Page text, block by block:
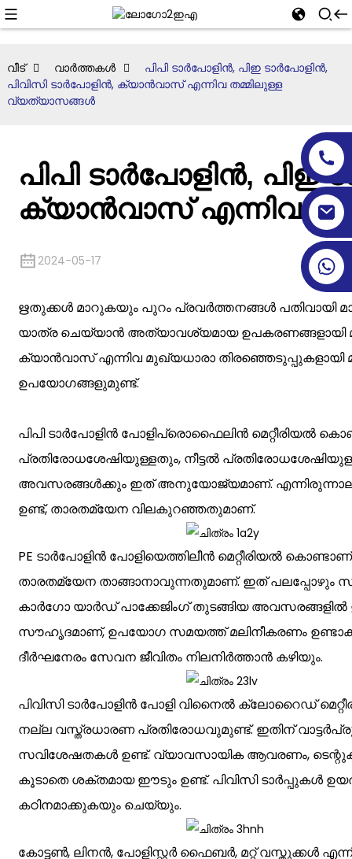
വീട് വാർത്തകൾ
പിപി ടാർപോളിൻ, പിഇ ടാർപോളിൻ,
പിവിസി ടാർപോളിൻ, ക്യാൻവാസ് എന്നിവ തമ്മിലുള്ള
വ്യത്യാസങ്ങൾ
പിപി ടാർപോളിൻ, പിഇ
ക്യാൻവാസ് എന്നിവ
2024-05-17
ഋതുക്കൾ മാറുകയും പുറം പ്രവർത്തനങ്ങൾ പതിവായി
യാത്ര ചെയ്യാൻ അത്യാവശ്യമായ ഉപകരണങ്ങളായി
ക്യാൻവാസ് എന്നിവ മുഖ്യധാരാ
ഉപയോഗങ്ങളുമുണ്ട്.
പിപി ടാർപോളിൻ പോളിപ്രൊഫൈലിൻ മെറ്റീരിയൽ
പ്രതിരോധശേഷിയുള്ളതും, നീട്ടൽ
അവസരങ്ങൾക്കും ഇത് അനുയോജ്യമാണ്.
ഉണ്ട്, താരതമ്യേന വിലകുറഞ്ഞതുമാണ്.
PE ടാർപോളിൻ പോളിയെത്തിലീൻ മെറ്റീരിയൽ
താരതമ്യേന താങ്ങാനാവുന്നതുമാണ്. ഇത് പലപ്പോഴും
കാർഗോ യാർഡ് പാക്കേജിംഗ് തുടങ്ങിയ
സൗഹൃദമാണ്, ഉപയോഗ സമയത്ത് മലിനീകരണം
ദീർഘനേരം സേവന ജീവിതം നിലനിർത്താൻ കഴിയും.
പിവിസി ടാർപോളിൻ പോളി വിനൈൽ ക്ലോറൈഡ്
നല്ല വസ്ത്രധാരണ പ്രതിരോധവുമുണ്ട്. ഇതിന്
സവിശേഷതകൾ ഉണ്ട്. വ്യാവസായിക ആവരണം,
കൂടാതെ ശക്തമായ ഈടും ഉണ്ട്. പിവിസി ടാർപ്പുകൾ
കഠിനമാക്കുകയും ചെയ്യും.
കോട്ടൺ, ലിനൻ, പോളിസ്റ്റർ ഫൈബർ, മറ്റ് വസ്തുക്കൾ